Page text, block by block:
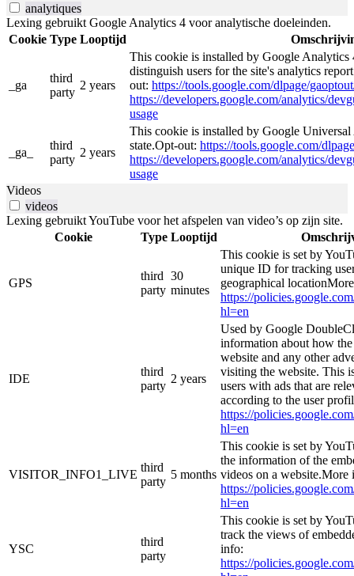
analytiques
Lexing gebruikt Google Analytics 4 voor analytische doeleinden.
Cookie Type Looptijd
_ga
third
party
2 years
This cookie is installed by Google Analytics
distinguish users for the site's analytics
out: https://tools.google.com/dlpage/
https://developers.google.com/analytics/
usage
_ga_
third
party
2 years
This cookie is installed by Google Universal
state.Opt-out: https://tools.google.com/
https://developers.google.com/analytics/
usage
Videos
videos
Lexing gebruikt YouTube voor het afspelen van video’s op zijn site.
Cookie
Type Looptijd
GPS
third
party
30
minutes
This cookie is set by
unique ID for tracking
geographical
https://
hl=en
IDE
third
party
2 years
Used by Google
information about how the
website and any other
visiting the website. This
users with ads that are
according to the user
https://
hl=en
VISITOR_INFO1_LIVE
third
party
5 months
This cookie is set by
the information of the
videos on a website.More
https://
hl=en
YSC
third
party
This cookie is set by
track the views of
info:
https://